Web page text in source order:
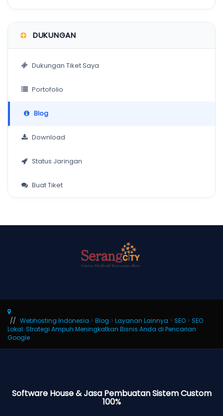
DUKUNGAN
Dukungan Tiket Saya
Portofolio
Blog
Download
Status Jaringan
Buat Tiket
Webhosting Indonesia > Blog > Layanan Lainnya > SEO > SEO
Lokal: Strategi Ampuh Meningkatkan Bisnis Anda di Pencarian
Google
Software House & Jasa Pembuatan Sistem Custom
100%